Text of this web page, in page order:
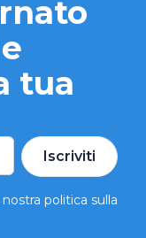
tua
Iscriviti
politica sulla